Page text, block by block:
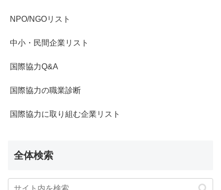
NPO/NGOリスト
中小・民間企業リスト
国際協力Q&A
国際協力の職業診断
国際協力に取り組む企業リスト
全体検索